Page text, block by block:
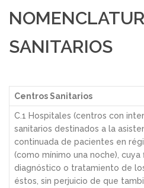
SANITARIOS
Centros Sanitarios
C.1 Hospitales (centros con
sanitarios destinados a la
continuada de pacientes en
(como mínimo una noche),
diagnóstico o tratamiento de
éstos, sin perjuicio de que